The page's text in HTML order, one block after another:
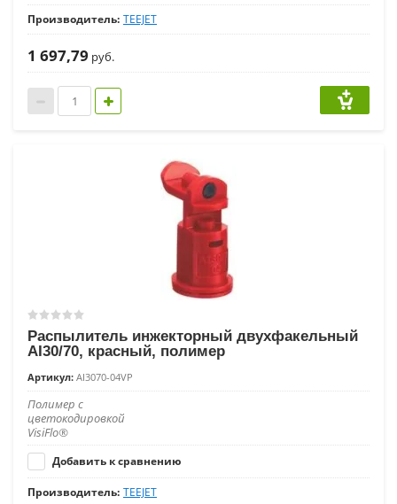
Производитель: TEEJET
1 697,79 руб.
Распылитель инжекторный двухфакельный
AI30/70, красный, полимер
Артикул: AI3070-04VP
Полимер с
цветокодировкой
VisiFlo®
Добавить к сравнению
Производитель: TEEJET